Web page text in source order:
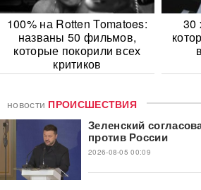
100% на Rotten Tomatoes:
названы 50 фильмов,
которые покорили всех
критиков
30
новости ПРОИСШЕСТВИЯ
Зеленский
против России
2026-08-05 00:09